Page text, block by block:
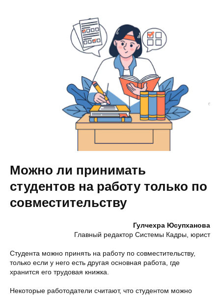
Можно ли принимать
студентов на работу только по
совместительству
Гулчехра Юсупханова
Главный редактор Системы Кадры, юрист
Студента можно принять на работу по совместительству,
только если у него есть другая основная работа, где
хранится его трудовая книжка.
Некоторые работодатели считают, что студентом можно